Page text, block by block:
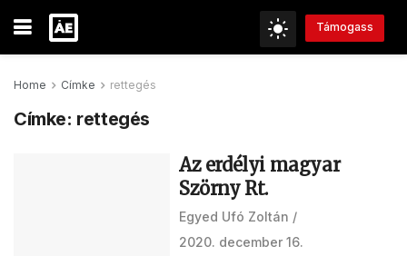
Támogass
Home Címke rettegés
Címke: rettegés
Az erdélyi magyar
Szörny Rt.
Egyed Ufó Zoltán
2020. december 16.